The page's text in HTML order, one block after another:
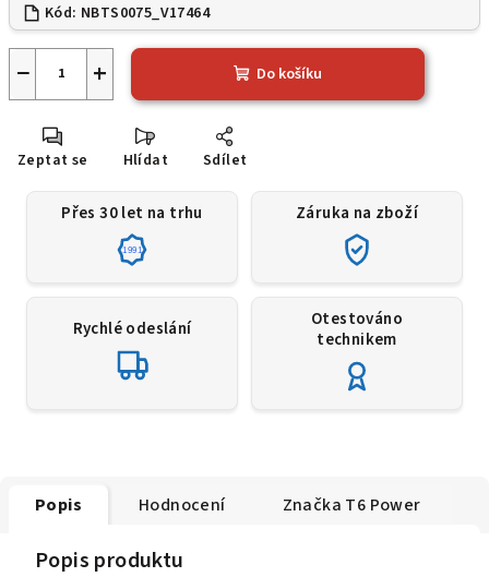
Kód: NBTS0075_V17464
+
− Do košíku
Zeptat se Hlídat Sdílet
Přes 30 let na trhu
1991
Záruka na zboží
Rychlé odeslání
Otestováno
technikem
Popis Hodnocení Značka T6 Power
Popis produktu